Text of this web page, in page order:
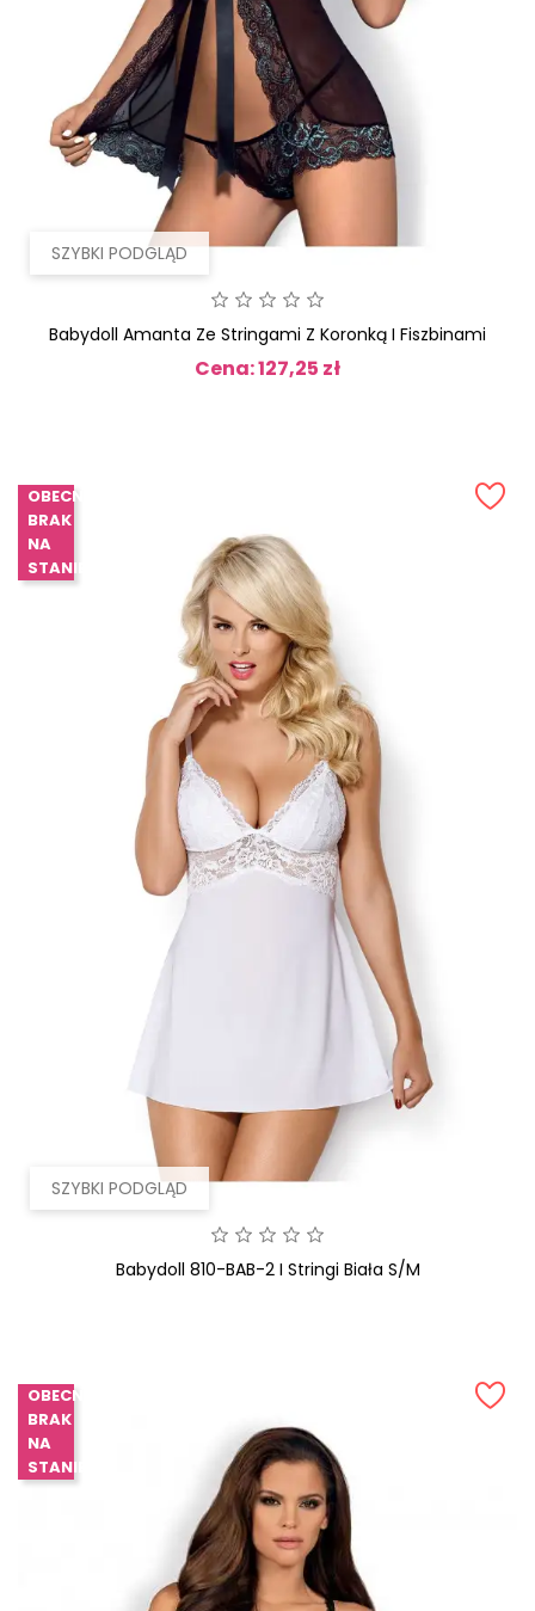
SZYBKI PODGLĄD
Babydoll Amanta Ze Stringami Z Koronką I Fiszbinami
Cena: 127,25 zł
SZYBKI PODGLĄD
OBECNIE
BRAK
NA
STANIE
Babydoll 810-BAB-2 I Stringi Biała S/M
OBECNIE
BRAK
NA
STANIE